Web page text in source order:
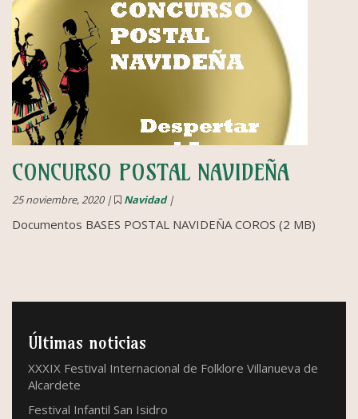
CONCURSO POSTAL NAVIDEÑA
25 noviembre, 2020 | Navidad |
Documentos BASES POSTAL NAVIDEÑA COROS (2 MB)
Últimas noticias
XXXIX Festival Internacional de Folklore Villanueva de
Alcardete
Festival Infantil San Isidro